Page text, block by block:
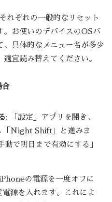
ぞれの一般的なリセット
。お使いのデバイスのOSバ
、具体的なメニュー名が多少
宜読み替えてください。
合
: 「設定」アプリを開き、
「Night Shift」と進みま
で明日まで有効にする」
の電源を一度オフに
源を入れます。これによ